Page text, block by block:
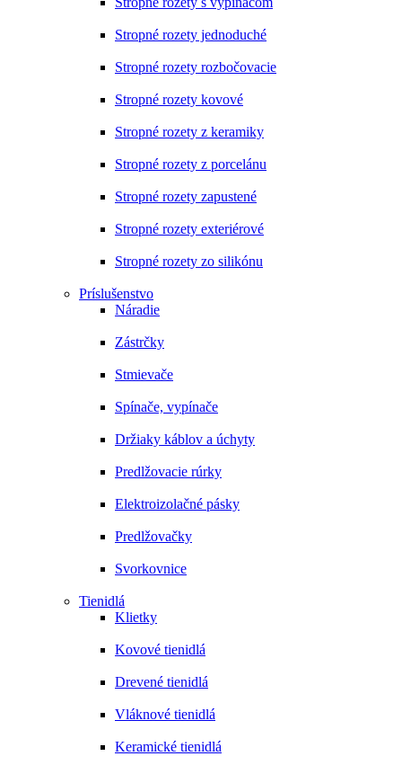
Stropné rozety jednoduché
Stropné rozety rozbočovacie
Stropné rozety kovové
Stropné rozety z keramiky
Stropné rozety z porcelánu
Stropné rozety zapustené
Stropné rozety exteriérové
Stropné rozety zo silikónu
Príslušenstvo
Náradie
Zástrčky
Stmievače
Spínače, vypínače
Držiaky káblov a úchyty
Predlžovacie rúrky
Elektroizolačné pásky
Predlžovačky
Svorkovnice
Tienidlá
Klietky
Kovové tienidlá
Drevené tienidlá
Vláknové tienidlá
Keramické tienidlá